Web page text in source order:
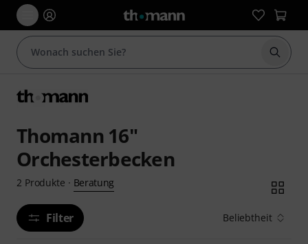
Suche
Thomann 16"
Orchesterbecken
2 Produkte · Beratung
Filter Beliebtheit